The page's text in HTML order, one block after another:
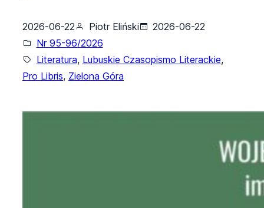
2026-06-22 Piotr Eliński
2026-06-22
Nr 95-96/2026
Literatura, Lubuskie Czasopismo Literackie,
Pro Libris, Zielona Góra